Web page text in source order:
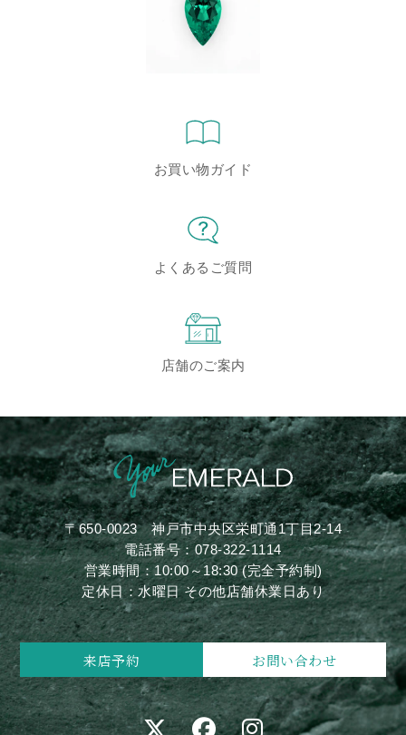
お買い物ガイド
よくあるご質問
店舗のご案内
〒650-0023神戸市中央区栄町通1丁目2-14
電話番号：078-322-1114
営業時間：10:00～18:30 (完全予約制)
定休日：水曜日 その他店舗休業日あり
来店予約 お問い合わせ